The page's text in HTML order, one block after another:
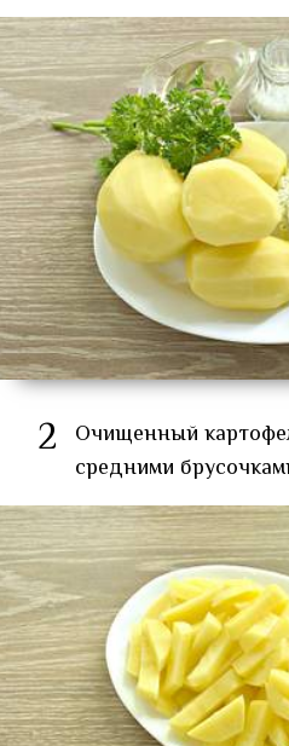
2
Очищенный
средними